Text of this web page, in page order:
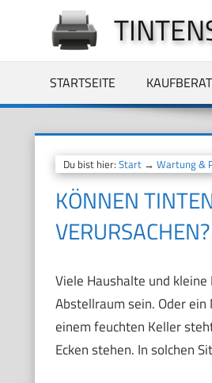
springen
STARTSEITE
Du bist hier: Start→ Wartung &
KÖNNEN
VERURSACHEN?
Viele Haushalte und
Abstellraum sein. Oder
einem feuchten Keller
Ecken stehen. In solchen